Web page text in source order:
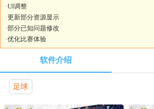
·UI调整
·更新部分资源显示
·部分已知问题修改
·优化比赛体验
软件介绍
足球